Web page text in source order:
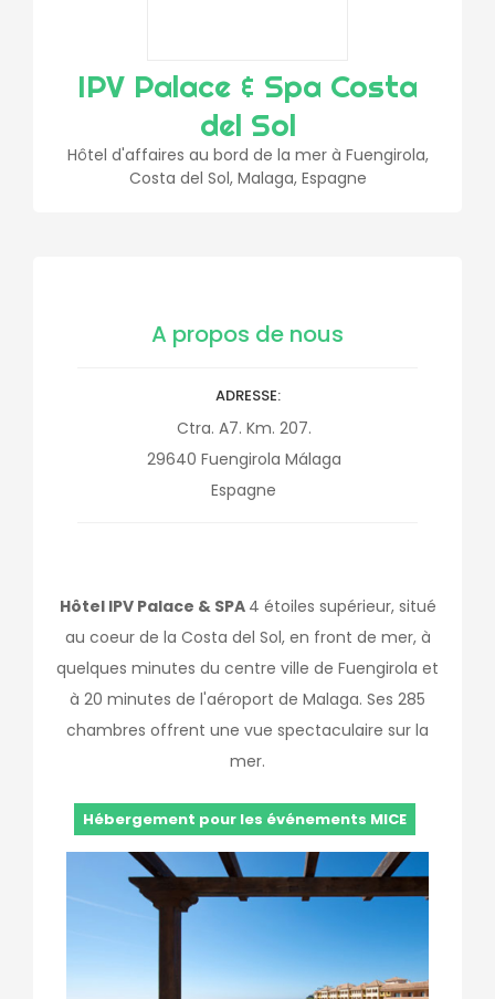
IPV Palace & Spa Costa
del Sol
Hôtel d'affaires au bord de la mer à Fuengirola,
Costa del Sol, Malaga, Espagne
A propos de nous
ADRESSE
Ctra. A7. Km. 207.
29640 Fuengirola Málaga
Espagne
Hôtel IPV Palace & SPA 4 étoiles supérieur, situé
au coeur de la Costa del Sol, en front de mer, à
quelques minutes du centre ville de Fuengirola et
à 20 minutes de l'aéroport de Malaga. Ses 285
chambres offrent une vue spectaculaire sur la
mer.
Hébergement pour les événements MICE